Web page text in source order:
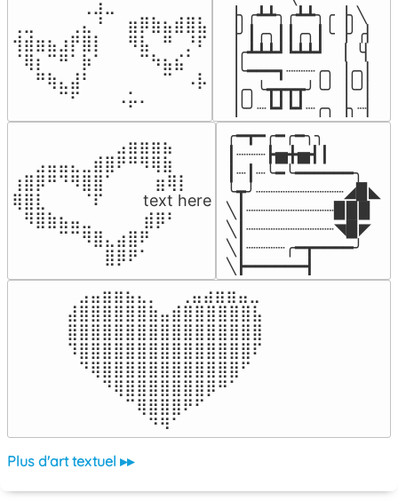
⠀⠀⠀⠀⠀⠀⢀⣰⣀⠀⠀⠀⠀⠀⠀⠀⠀
⢀⣀⠀⠀⠀⢀⣄⠘⠀⠀⣶⡿⣷⣦⣾⣿⣧
⢺⣾⣶⣦⣰⡟⣿⡇⠀⠀⠻⣧⠀⠛⠀⡘⠏
⠈⢿⡆⠉⠛⠁⡷⠁⠀⠀⠀⠉⠳⣦⣮⠁⠀
⠀⠀⠛⢷⣄⣼⠃⠀⠀⠀⠀⠀⠀⠉⠀⠠⡧
⠀⠀⠀⠀⠉⠋⠀⠀⠀⠠⡥⠄⠀⠀⠀⠀⠀
▕╮╭┻┻╮╭┻┻╮╭▕╮╲
▕╯┃╭╮┃┃╭╮┃╰▕╯╭▏
▕╭┻┻┻┛┗┻┻┛  ▕  ╰▏
▕╰━━━┓┈┈┈╭╮▕╭╮▏
▕╭╮╰┳┳┳┳╯╰╯▕╰╯▏
▕╰╯┈┗┛┗┛┈╭╮▕╮┈▏
⠀⠀⠀⠀⠀⠀⠀⠀⠀⣠⣶⣶⣶⣦⠀⠀
⠀⠀⣠⣤⣤⣄⣀⣾⣿⠟⠛⠻⢿⣷⠀
⢰⣿⡿⠛⠙⠻⣿⣿⠁⠀⠀ ⠀⣶⢿⡇
⢿⣿⣇⠀⠀⠀⠈⠏⠀⠀⠀ text here
⠀⠻⣿⣷⣦⣤⣀⠀⠀⠀ ⠀⣾⡿⠃⠀
⠀⠀⠀⠀⠉⠉⠻⣿⣄⣴⣿⠟⠀⠀⠀
⠀⠀⠀⠀⠀⠀⠀⠀⣿⡿⠟⠁⠀⠀⠀
╭━┳━╭━╭━╮╮
┃┈┈┈┣▅╋▅┫┃
┃┈┃┈╰━╰━━━━━━╮
╰┳╯┈┈┈┈┈┈┈┈┈◢▉◣
╲┃┈┈┈┈┈┈┈┈┈▉▉▉
╲┃┈┈┈┈┈┈┈┈┈◥▉◤
╲┃┈┈┈┈╭━┳━━━━╯
╲┣━━━━━━┫﻿
⠀⣠⣤⣶⣶⣦⣄⡀  ⠀⢀⣤⣴⣶⣶⣤⣀⠀
⣼⣿⣿⣿⣿⣿⣿⣷⣤⣾⣿⣿⣿⣿⣿⣿⣧
⣿⣿⣿⣿⣿⣿⣿⣿⣿⣿⣿⣿⣿⣿⣿⣿⣿
⠹⣿⣿⣿⣿⣿⣿⣿⣿⣿⣿⣿⣿⣿⣿⣿⠏
⠀⠙⢿⣿⣿⣿⣿⣿⣿⣿⣿⣿⣿⣿⣿⠋⠀
⠀⠀⠀⠙⢿⣿⣿⣿⣿⣿⣿⣿⡿⠛⠁⠀⠀
⠀⠀⠀⠀⠀⠉⢿⣿⣿⣿⠟⠋⠀⠀⠀⠀⠀
⠀⠀⠀⠀⠀⠀⠀⠙⠻⠁⠀⠀⠀⠀⠀⠀⠀⠀⠀⠀⠀⠀⠀
Plus d'art textuel ▸▸